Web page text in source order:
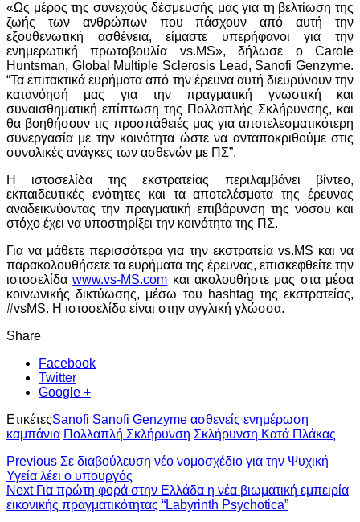
«Ως μέρος της συνεχούς δέσμευσής μας για τη βελτίωση της
ζωής των ανθρώπων που πάσχουν από αυτή την
εξουθενωτική ασθένεια, είμαστε υπερήφανοι για την
ενημερωτική πρωτοβουλία vs.MS», δήλωσε ο Carole
Huntsman, Global Multiple Sclerosis Lead, Sanofi Genzyme.
“Τα επιτακτικά ευρήματα από την έρευνα αυτή διευρύνουν την
κατανόησή μας για την πραγματική γνωστική και
συναισθηματική επίπτωση της Πολλαπλής Σκλήρυνσης, και
θα βοηθήσουν τις προσπάθειές μας για αποτελεσματικότερη
συνεργασία με την κοινότητα ώστε να ανταποκριθούμε στις
συνολικές ανάγκες των ασθενών με ΠΣ”.
Η ιστοσελίδα της εκστρατείας περιλαμβάνει βίντεο,
εκπαιδευτικές ενότητες και τα αποτελέσματα της έρευνας
αναδεικνύοντας την πραγματική επιβάρυνση της νόσου και
στόχο έχει να υποστηρίξει την κοινότητα της ΠΣ.
Για να μάθετε περισσότερα για την εκστρατεία vs.MS και να
παρακολουθήσετε τα ευρήματα της έρευνας, επισκεφθείτε την
ιστοσελίδαwww.vs-MS.com και ακολουθήστε μας στα μέσα
κοινωνικής δικτύωσης, μέσω του hashtag της εκστρατείας,
#vsMS. Η ιστοσελίδα είναι στην αγγλική γλώσσα.
Share
Facebook
Twitter
Google +
ΕτικέτεςSanofi Sanofi Genzyme ασθενείς ενημέρωση
καμπάνια Πολλαπλή Σκλήρυνση Σκλήρυνση Κατά Πλάκας
Previous Σε διαβούλευση νέο νομοσχέδιο για την Ψυχική
Υγεία λέει ο υπουργός
NextΓια πρώτη φορά στην Ελλάδα η νέα βιωματική εμπειρία
εικονικής πραγματικότητας “Labyrinth Psychotica”